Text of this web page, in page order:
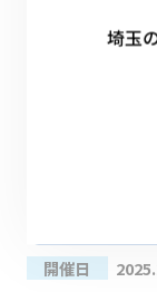
開催日
埼玉